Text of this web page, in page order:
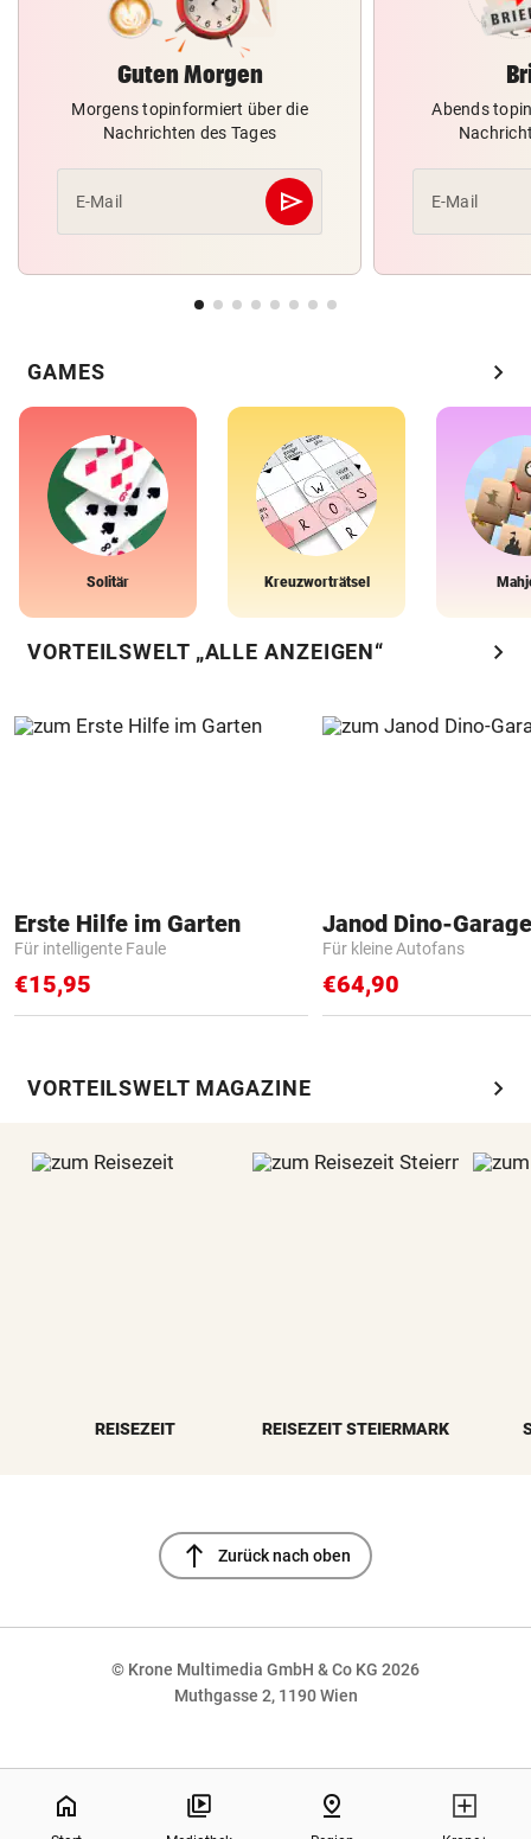
Guten Morgen
Morgens topinformiert über die
Nachrichten des Tages
E-Mail send
Abschicken
Abends
E-Mail
GAMES chevron_right
Solitär Kreuzworträtsel
VORTEILSWELT „ALLE ANZEIGEN“ chevron_right
Erste Hilfe im Garten
Für intelligente Faule
€15,95
Janod Dino-Garage
Für kleine Autofans
€64,90
VORTEILSWELT MAGAZINE chevron_right
REISEZEIT REISEZEIT STEIERMARK
north Zurück nach oben
© Krone Multimedia GmbH & Co KG 2026
Muthgasse 2, 1190 Wien
home pin_drop
NaN%